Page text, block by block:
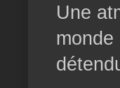
Une